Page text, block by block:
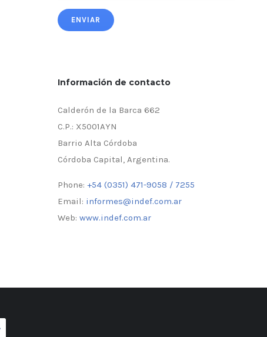
ENVIAR
Información de contacto
Calderón de la Barca 662
C.P.: X5001AYN
Barrio Alta Córdoba
Córdoba Capital, Argentina.
Phone: +54 (0351) 471-9058 / 7255
Email: informes@indef.com.ar
Web: www.indef.com.ar